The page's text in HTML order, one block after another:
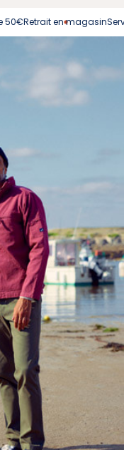
en magasinService